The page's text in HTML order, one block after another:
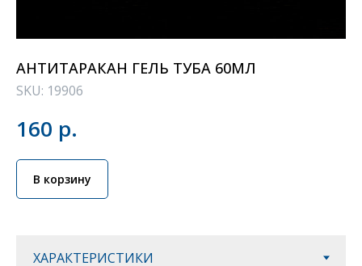
АНТИТАРАКАН ГЕЛЬ ТУБА 60МЛ
SKU: 19906
160 р.
В корзину